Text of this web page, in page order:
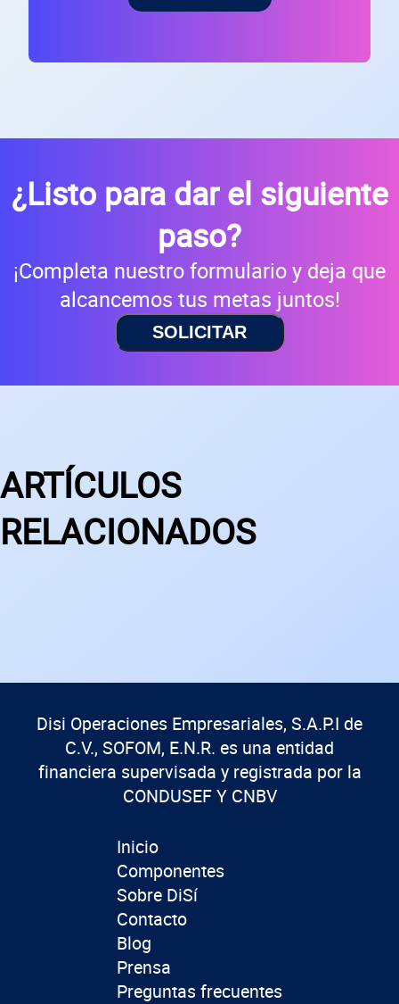
¿Listo para dar el siguiente
paso?
¡Completa nuestro formulario y deja que
alcancemos tus metas juntos!
SOLICITAR
ARTÍCULOS
RELACIONADOS
Inicio
Componentes
Sobre DiSí
Contacto
Blog
Prensa
Preguntas frecuentes
Disi Operaciones Empresariales, S.A.P.I de
C.V., SOFOM, E.N.R. es una entidad
financiera supervisada y registrada por la
CONDUSEF Y CNBV